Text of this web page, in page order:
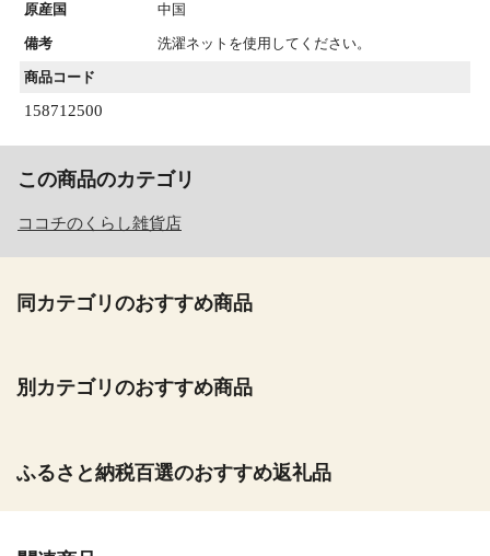
原産国 中国
備考 洗濯ネットを使用してください。
商品コード
158712500
この商品のカテゴリ
ココチのくらし雑貨店
同カテゴリのおすすめ商品
別カテゴリのおすすめ商品
ふるさと納税百選のおすすめ返礼品